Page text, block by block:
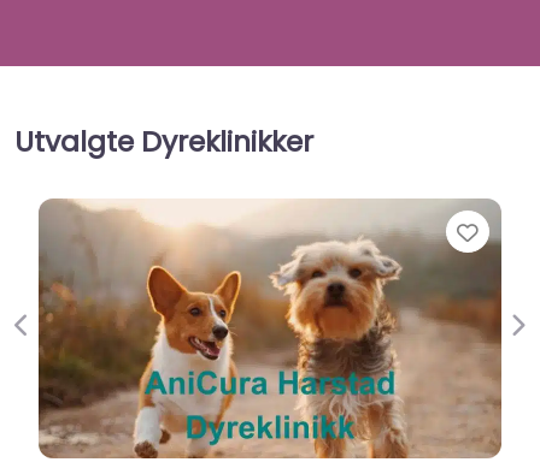
Utvalgte Dyreklinikker
Previous